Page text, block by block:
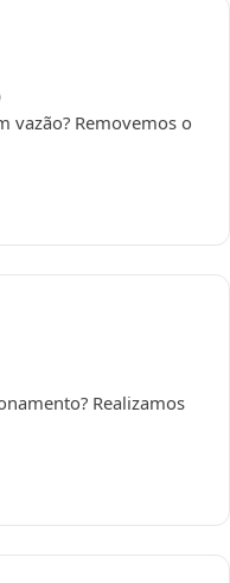
vazão? Removemos o
Realizamos